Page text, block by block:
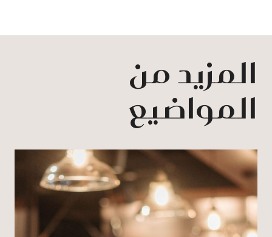
المزيد من
المواضيع